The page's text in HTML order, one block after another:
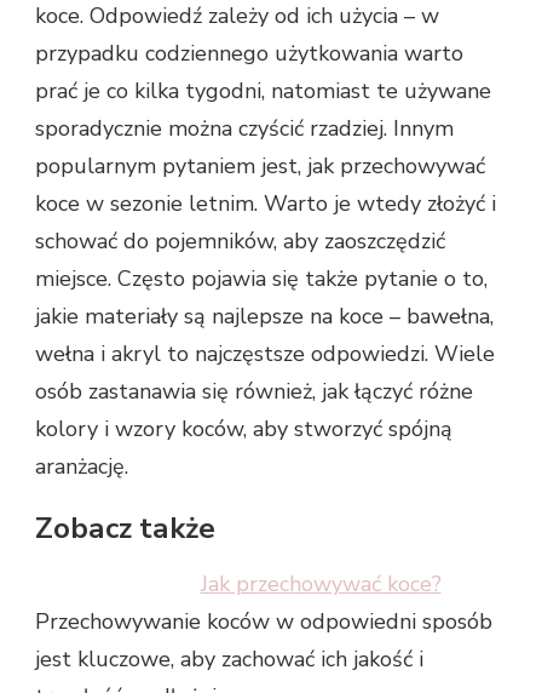
koce. Odpowiedź zależy od ich użycia – w
przypadku codziennego użytkowania warto
prać je co kilka tygodni, natomiast te używane
sporadycznie można czyścić rzadziej. Innym
popularnym pytaniem jest, jak przechowywać
koce w sezonie letnim. Warto je wtedy złożyć i
schować do pojemników, aby zaoszczędzić
miejsce. Często pojawia się także pytanie o to,
jakie materiały są najlepsze na koce – bawełna,
wełna i akryl to najczęstsze odpowiedzi. Wiele
osób zastanawia się również, jak łączyć różne
kolory i wzory koców, aby stworzyć spójną
aranżację.
Zobacz także
Jak przechowywać koce?
Przechowywanie koców w odpowiedni sposób
jest kluczowe, aby zachować ich jakość i